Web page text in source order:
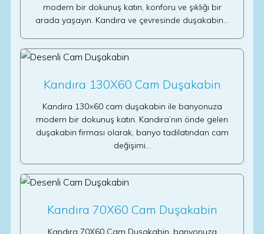
modern bir dokunuş katın, konforu ve şıklığı bir
arada yaşayın. Kandıra ve çevresinde duşakabin…
Kandıra 130X60 Cam Duşakabin
Kandıra 130×60 cam duşakabin ile banyonuza
modern bir dokunuş katın. Kandıra’nın önde gelen
duşakabin firması olarak, banyo tadilatından cam
değişimi…
Kandıra 70X60 Cam Duşakabin
Kandıra 70X60 Cam Duşakabin, banyonuza